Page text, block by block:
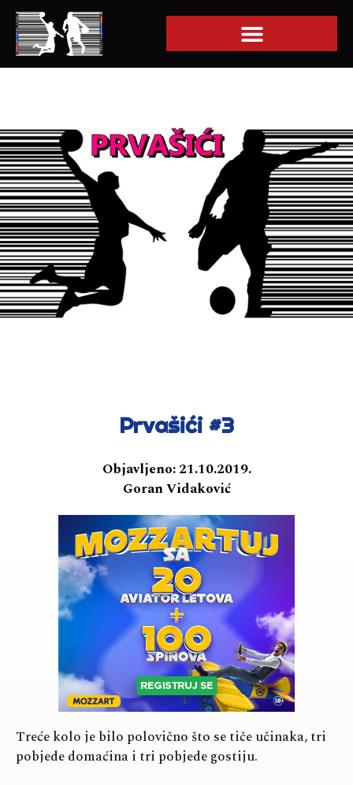
Prvašići #3
Objavljeno: 21.10.2019.
Goran Vidaković
Treće kolo je bilo polovično što se tiče učinaka, tri
pobjede domaćina i tri pobjede gostiju.